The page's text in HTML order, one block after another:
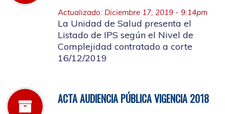
Actualizado: Diciembre 17, 2019 - 9:14pm
La Unidad de Salud presenta el
Listado de IPS según el Nivel de
Complejidad contratado a corte
16/12/2019
ACTA AUDIENCIA PÚBLICA VIGENCIA 2018